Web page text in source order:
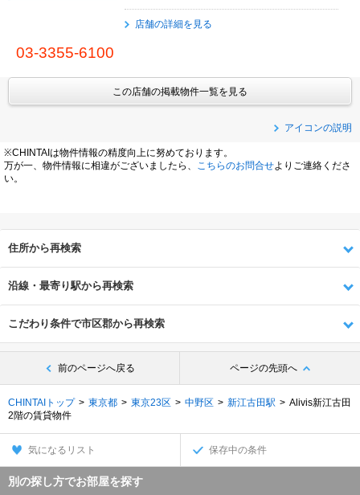
店舗の詳細を見る
03-3355-6100
この店舗の掲載物件一覧を見る
アイコンの説明
※CHINTAIは物件情報の精度向上に努めております。
万が一、物件情報に相違がございましたら、
こちらのお問合せよりご連絡くださ
い。
住所から再検索
沿線・最寄り駅から再検索
こだわり条件で市区郡から再検索
前のページへ戻る ページの先頭へ
CHINTAIトップ 東京都 東京23区 中野区 新江古田駅
Alivis新江古田
2階の賃貸物件
気になるリスト 保存中の条件
別の探し方でお部屋を探す